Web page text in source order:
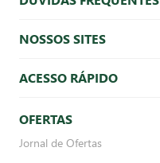
NOSSOS SITES
ACESSO RÁPIDO
OFERTAS
Jornal de Ofertas